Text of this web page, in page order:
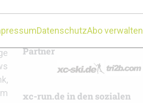
Partner
xc-run.de in den sozialen
DatenschutzAbo verwalten